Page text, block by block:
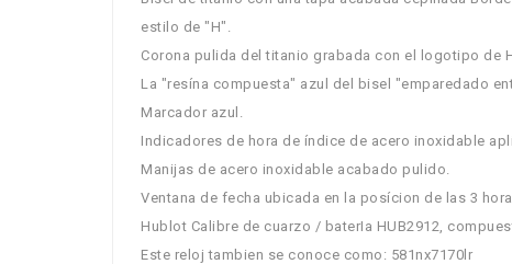
estilo de "H".
Corona pulida del titanio grabada con el logotipo de
La "resína compuesta" azul del bisel "emparedado
Marcador azul.
Indicadores de hora de índice de acero inoxidable
Manijas de acero inoxidable acabado pulido.
Ventana de fecha ubicada en la posícion de las 3
Hublot Calibre de cuarzo / baterIa HUB2912,
Este reloj tambien se conoce como: 581nx7170lr